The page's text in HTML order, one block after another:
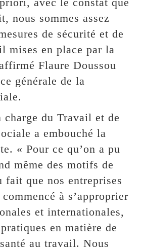
nous sommes assez
de sécurité et de
mises en place par la
Flaure Doussou
générale de la
du Travail et de
a embouché la
« Pour ce qu’on a pu
même des motifs de
fait que nos entreprises
à s’approprier
et internationales,
en matière de
au travail. Nous